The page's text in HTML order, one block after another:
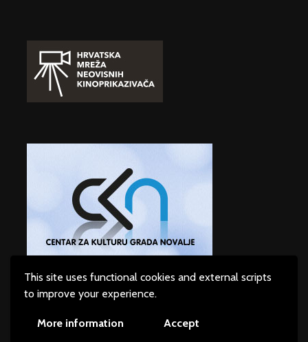
This site uses functional cookies and external scripts
to improve your experience.
More information Accept
Copyright © 2026. Created by